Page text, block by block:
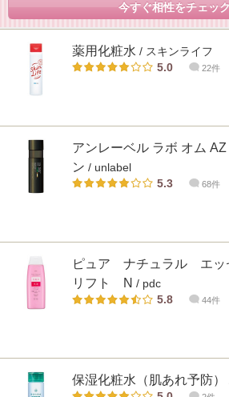
今すぐ相性をチェッ
薬用化粧水 / スキンライフ
5.0
22件
アンレーベル ラボ オム
ン / unlabel
5.3
68件
ピュア ナチュラル エッ
リフト N / pdc
5.8
44件
保湿化粧水（肌あれ予防）